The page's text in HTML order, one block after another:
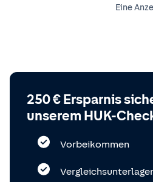
Eine
250 € Ersparnis
unserem HUK-
Vorbeikommen